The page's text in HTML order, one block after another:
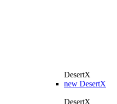
DesertX
new DesertX
DesertX